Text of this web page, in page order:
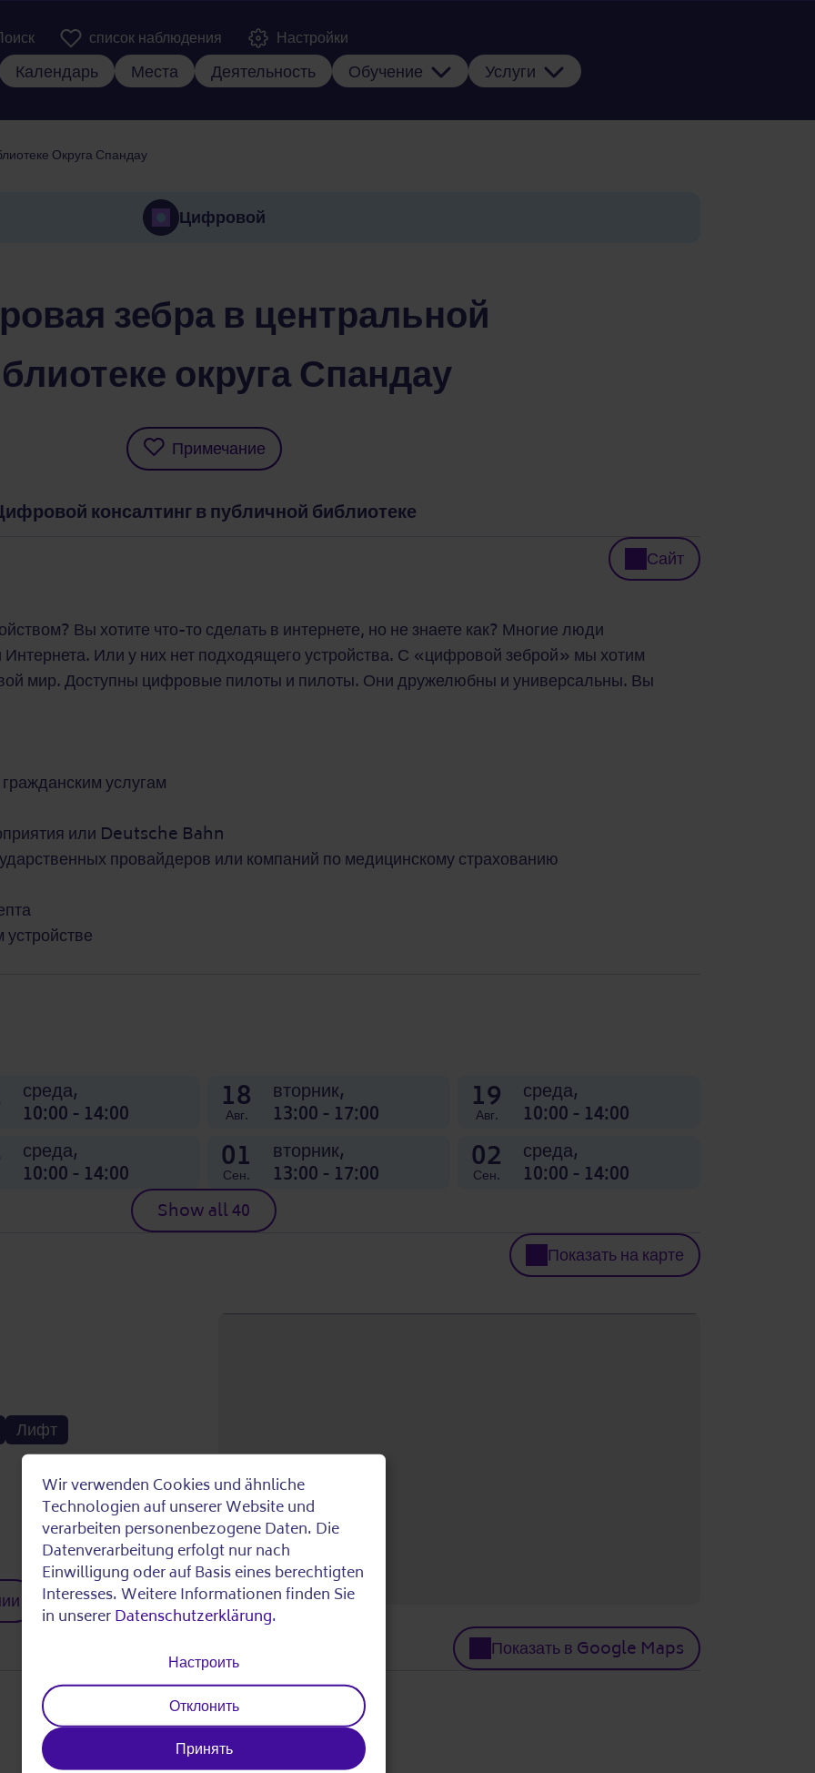
навигация
Календарь Места Деятельность Обучение Услуги
der Kopfzeileсписок наблюдения Настройки
Округа Спандау
Цифровой
зебра в центральной
округа Спандау
Примечание
консалтинг в публичной библиотеке
Сайт
Вы хотите что-то сделать в интернете, но не знаете как? Многие люди
Интернета. Или у них нет подходящего устройства. С «цифровой зеброй» мы хотим
мир. Доступны цифровые пилоты и пилоты. Они дружелюбны и универсальны. Вы
услугам
или Deutsche Bahn
провайдеров или компаний по медицинскому страхованию
среда,
10:00 - 14:00 18
Авг.
вторник,
13:00 - 17:00 19
Авг.
среда,
10:00 - 14:00
среда,
10:00 - 14:00 01
Сен.
вторник,
13:00 - 17:00 02
Сен.
среда,
10:00 - 14:00
Show all 40
Показать на карте
Лифт
Показать в Google Maps
Use
of
personal
and
cookies
Wir verwenden Cookies und ähnliche
Technologien auf unserer Website und
verarbeiten personenbezogene Daten. Die
Datenverarbeitung erfolgt nur nach
Einwilligung oder auf Basis eines berechtigten
Interesses. Weitere Informationen finden Sie
in unsererDatenschutzerklärung.
Настроить
Отклонить
Принять